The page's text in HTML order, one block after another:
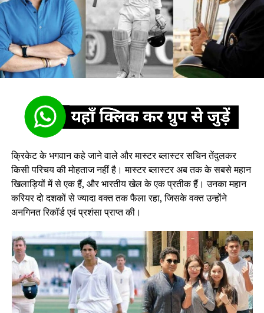
क्रिकेट के भगवान कहे जाने वाले और मास्टर ब्लास्टर सचिन तेंदुलकर
किसी परिचय की मोहताज नहीं है। मास्टर ब्लास्टर अब तक के सबसे महान
खिलाड़ियों में से एक हैं, और भारतीय खेल के एक प्रतीक हैं। उनका महान
करियर दो दशकों से ज्यादा वक्त तक फैला रहा, जिसके वक्त उन्होंने
अनगिनत रिकॉर्ड एवं प्रशंसा प्राप्त की।